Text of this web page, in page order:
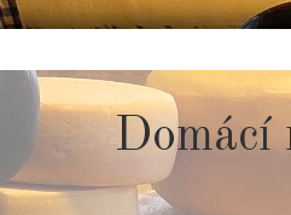
to
content
Domácí